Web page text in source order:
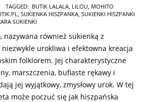
TAGGED: BUTIK LALALA, LILOU, MOHITO
, SUKIENKA HISZPANKA, SUKIENKI HISZPANKI
SUKIENKI
, nazywana również sukienką z
urokliwa i efektowna kreacja
folklorem. Jej charakterystyczne
marszczenia, bufiaste rękawy i
jej wyjątkowy, zmysłowy urok. W tej
może poczuć się jak hiszpańska